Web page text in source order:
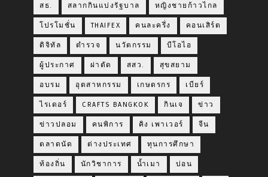
สธ. สลากกินแบ่งรัฐบาล หญิงชายก้าวไกล
โปรโมชั่น THAIFEX คนละครึ่ง คอนเสิร์ต
ดิจิทัล ตำรวจ นวัตกรรม บีโอไอ
ผู้ประกาศ ผ่าตัด สสว. สุขสยาม
อบรม อุตสาหกรรม เกษตรกร เบียร์
ไรเดอร์ CRAFTS BANGKOK กินเจ ข่าว
ข่าวปลอม คนพิการ คิง เพาเวอร์ จีน
ตลาดนัด ต่างประเทศ ทุนการศึกษา
ท้องถิ่น นักวิชาการ น้ำเมา บ่อน